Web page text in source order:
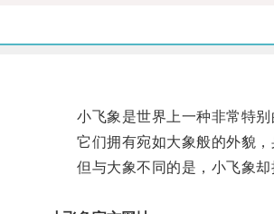
小飞象是世界上一种非常特别
它们拥有宛如大象般的外貌，
但与大象不同的是，小飞象却